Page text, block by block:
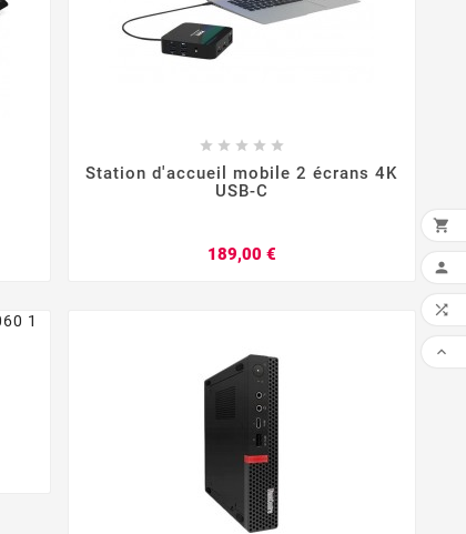

    
Station d'accueil mobile 2 écrans 4K
USB-C
189,00 €Prix



